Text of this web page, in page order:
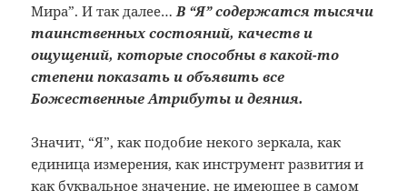
Мира”. И так далее…В “Я” содержатся тысячи
таинственных состояний, качеств и
ощущений, которые способны в какой-то
степени показать и объявить все
Божественные Атрибуты и деяния.
Значит, “Я”, как подобие некого зеркала, как
единица измерения, как инструмент развития и
как буквальное значение, не имеющее в самом